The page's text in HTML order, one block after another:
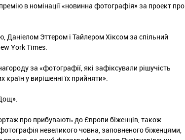
в номінації «новинна фотографія» за проект про
Эттером і Тайлером Хіксом за спільний
York Times.
за «фотографії, які зафіксували рішучість
у вирішенні їх прийняти».
про прибувають до Європи біженців, також
невеликого човна, заповненого біженцями,